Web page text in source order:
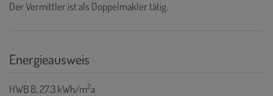
Der Vermittler ist als Doppelmakler tätig.
Energieausweis
HWBB, 27.3 kWh/m2a